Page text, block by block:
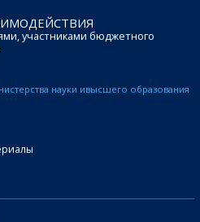
участниками бюджетного
науки ивысшего образования